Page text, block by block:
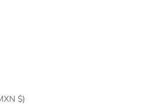
Antigua y Barbuda (MXN $)